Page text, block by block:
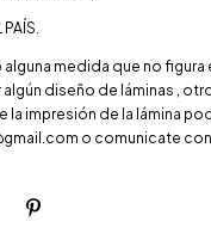
PAÍS.
medida que no figura
diseño de láminas ,
la impresión de la lámina
o comunicate